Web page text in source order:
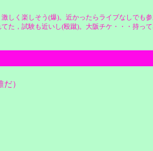
く楽しそう(爆)。近かったらライブなしでも
，試験も近いし(殴蹴)。大阪チケ・・・持っ
）